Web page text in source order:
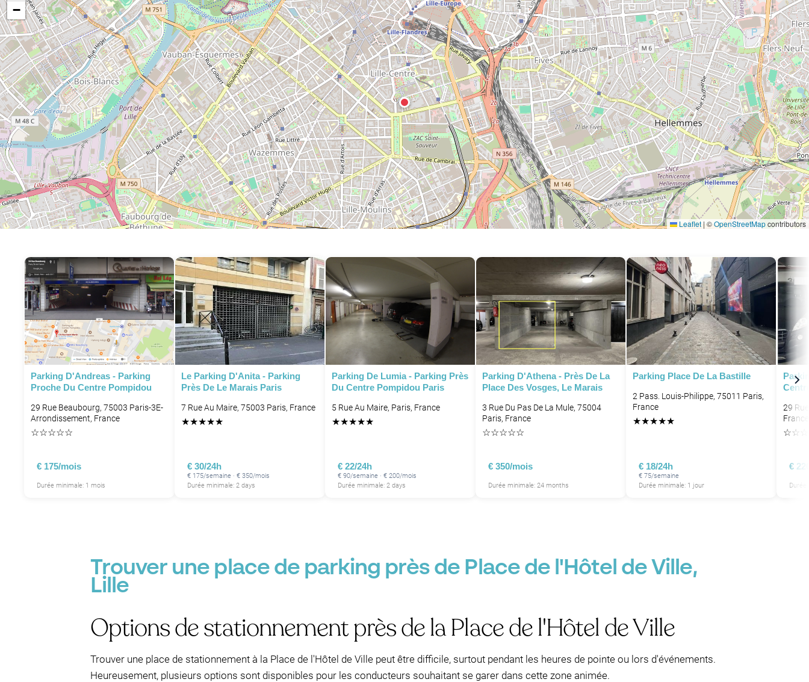
−
Leaflet|©OpenStreetMapcontributors
Parking D'Andreas - Parking
Proche Du Centre Pompidou
29 Rue Beaubourg, 75003 Paris-3E-
Arrondissement, France
☆☆☆☆☆
€ 175/mois
Durée minimale: 1 mois
Le Parking D'Anita - Parking
Près De Le Marais Paris
7 Rue Au Maire, 75003 Paris, France
★★★★★
€ 30/24h
€ 175/semaine · € 350/mois
Durée minimale: 2 days
Parking De Lumia - Parking Près
Du Centre Pompidou Paris
5 Rue Au Maire, Paris, France
★★★★★
€ 22/24h
€ 90/semaine · € 200/mois
Durée minimale: 2 days
Parking D'Athena - Près De La
Place Des Vosges, Le Marais
3 Rue Du Pas De La Mule, 75004
Paris, France
☆☆☆☆☆
€ 350/mois
Durée minimale: 24 months
Parking Place De La Bastille
2 Pass. Louis-Philippe, 75011 Paris,
France
★★★★★
€ 18/24h
€ 75/semaine
Durée minimale: 1 jour
29
France
☆☆
€
Durée
Trouver une place de parking près de Place de l'Hôtel de Ville,
Lille
Options de stationnement près de la Place de l'Hôtel de Ville
Trouver une place de stationnement à la Place de l'Hôtel de Ville peut être difficile, surtout pendant les heures de pointe ou lors d'événements.
Heureusement, plusieurs options sont disponibles pour les conducteurs souhaitant se garer dans cette zone animée.